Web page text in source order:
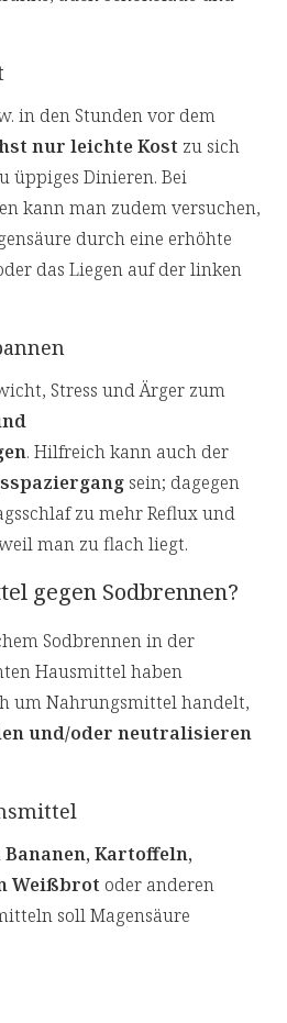
in den Stunden vor dem
nur leichte Kost zu sich
üppiges Dinieren. Bei
kann man zudem versuchen,
durch eine erhöhte
das Liegen auf der linken
Stress und Ärger zum
. Hilfreich kann auch der
sein; dagegen
zu mehr Reflux und
man zu flach liegt.
gegen Sodbrennen?
Sodbrennen in der
Hausmittel haben
um Nahrungsmittel handelt,
und/oder neutralisieren
Bananen, Kartoffeln,
Weißbrot oder anderen
soll Magensäure